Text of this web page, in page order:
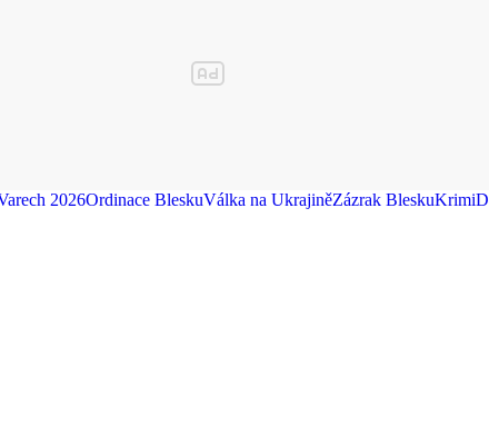
2026Ordinace BleskuVálka na UkrajiněZázrak BleskuKrimi